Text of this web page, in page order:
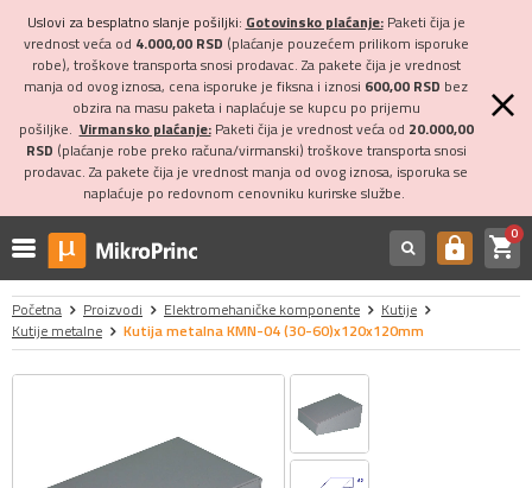
Uslovi za besplatno slanje pošiljki: Gotovinsko plaćanje:Paketi čija je
vrednost veća od 4.000,00 RSD (plaćanje pouzećem prilikom isporuke
robe), troškove transporta snosi prodavac. Za pakete čija je vrednost
manja od ovog iznosa, cena isporuke je fiksna i iznosi 600,00 RSD bez
obzira na masu paketa i naplaćuje se kupcu po prijemu
pošiljke. Virmansko plaćanje:Paketi čija je vrednost veća od 20.000,00
RSD (plaćanje robe preko računa/virmanski) troškove transporta snosi
prodavac. Za pakete čija je vrednost manja od ovog iznosa, isporuka se
naplaćuje po redovnom cenovniku kurirske službe.
https shopping_cart0
Početna Proizvodi Elektromehaničke komponente
Kutije
Kutije metalne
Kutija metalna KMN-04 (30-60)x120x120mm